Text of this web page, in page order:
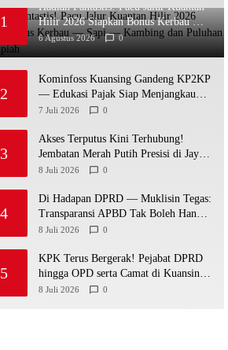
1
Hadiah Fantastis! Pacu Jalur Kuantan
Hilir 2026 Siapkan Bonus Kerbau —
Sapi — Kambing dan Puluhan Juta
6 Agustus 2026 0
2
Kominfoss Kuansing Gandeng KP2KP
— Edukasi Pajak Siap Menjangkau
Seluruh Masyarakat
7 Juli 2026 0
3
Akses Terputus Kini Terhubung!
Jembatan Merah Putih Presisi di Jaya
Kopah Resmi Berdiri — Polri
Janji
8 Juli 2026 0
4
Di Hadapan DPRD — Muklisin Tegas:
Transparansi APBD Tak Boleh Hanya
Jadi Slogan!
8 Juli 2026 0
5
KPK Terus Bergerak! Pejabat DPRD
hingga OPD serta Camat di Kuansing
Diperiksa — Suasana Kian Memanas!
8 Juli 2026 0